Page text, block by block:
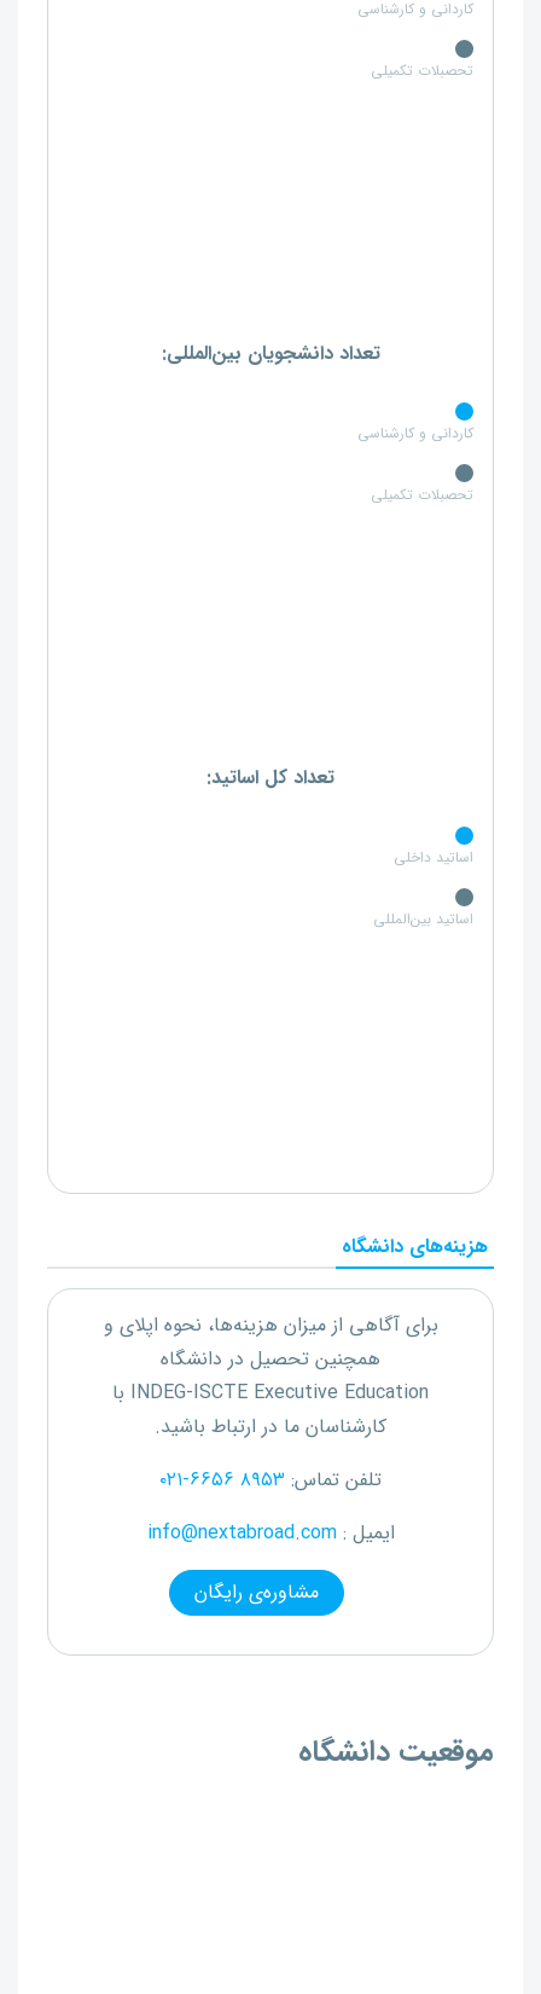
کاردانی و کارشناسی
تحصبلات تکمیلی
تعداد دانشجویان بین‌المللی:
کاردانی و کارشناسی
تحصبلات تکمیلی
تعداد کل اساتید:
اساتید داخلی
اساتید بین‌المللی
هزینه‌های دانشگاه
برای آگاهی از میزان هزینه‌ها، نحوه اپلای و
همچنین تحصیل در دانشگاه
INDEG-ISCTE Executive Education با
کارشناسان ما در ارتباط باشید.
تلفن تماس: ۰۲۱-۶۶۵۶ ۸۹۵۳
ایمیل :info@nextabroad.com
مشاوره‌ی رایگان
موقعیت دانشگاه